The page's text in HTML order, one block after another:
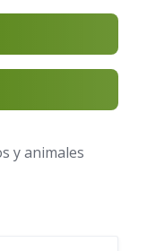
y animales